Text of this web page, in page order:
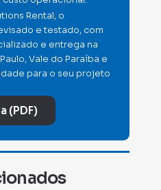
Rental, o
e testado, com
e entrega na
Vale do Paraíba e
para o seu projeto
(PDF)